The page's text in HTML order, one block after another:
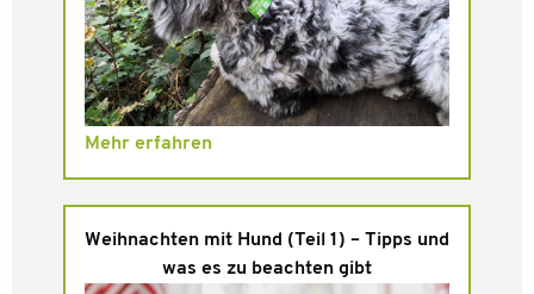
Mehr erfahren
Weihnachten mit Hund (Teil 1) – Tipps und
was es zu beachten gibt